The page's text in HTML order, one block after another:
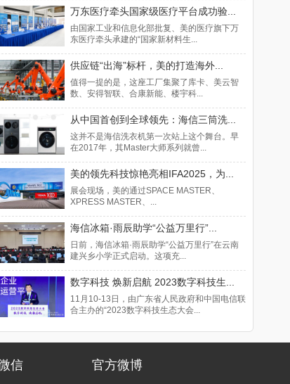
万东医疗牵头国家级医疗平台成功验...
由国家工业和信息化部批复、美的医疗旗下万
东医疗牵头承建的“国家新材料生...
供应链“出海”标杆，美的打造海外...
值得一提的是，这座工厂集聚了库卡、美云智
数、安得智联、合康新能、楼宇科...
从中国首创到全球领先：海信三筒洗...
这并不是海信洗衣机第一次站上这个舞台。早
在2017年，其Master大师系列就曾...
美的领先科技惊艳亮相IFA2025，为...
展会现场，美的通过SPACE MASTER、
XPRESS MASTER、...
海信冰箱·雨辰助学“公益万里行”...
日前，海信冰箱·雨辰助学“公益万里行”在云南
建兴乡小学正式启动。这项充...
数字科技 焕新启航 2023数字科技生...
11月10-13日，由广东省人民政府和中国电信联
合主办的“2023数字科技生态大会...
信 官方微博